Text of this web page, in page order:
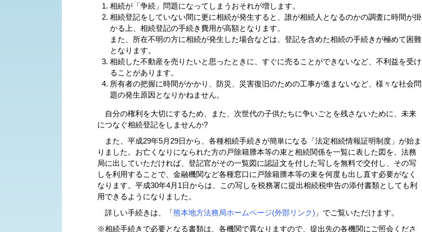
相続が「争続」問題になってしまうおそれが増します。
相続登記をしていない間に更に相続が発生すると、誰が相続人となるのかの調査に時間が掛
かる上、相続登記の手続き費用が高額となります。
また、所在不明の方に相続が発生した場合などは、登記を含めた相続の手続きが極めて困難
となります。
相続した不動産を売りたいと思ったときに、すぐに売ることができないなど、不利益を受け
ることがあります。
所有者の把握に時間がかかり、防災、災害復旧のための工事が進まないなど、様々な社会問
題の発生原因となりかねません。
自分の権利を大切にするため、また、次世代の子供たちに争いごとを残さないために、未来
につなぐ相続登記をしませんか?
また、平成29年5月29日から、各種相続手続きが簡単になる「法定相続情報証明制度」が始ま
りました。お亡くなりになられた方の戸除籍謄本等の束と相続関係を一覧に表した図を、法務
局に出していただければ、登記官がその一覧図に認証文を付した写しを無料で交付し、その写
しを利用することで、金融機関など各種窓口に戸除籍謄本等の束を何度も出し直す必要がなく
なります。平成30年4月1日からは、この写しを税務署に提出相続税申告の添付書類としても利
用できるようになりました。
詳しい手続きは、「熊本地方法務局ホームページ(外部リンク) 」でご覧いただけます。
※相続手続きで必要となる書類は、各機関で異なりますので、提出先の各機関にご照会くださ